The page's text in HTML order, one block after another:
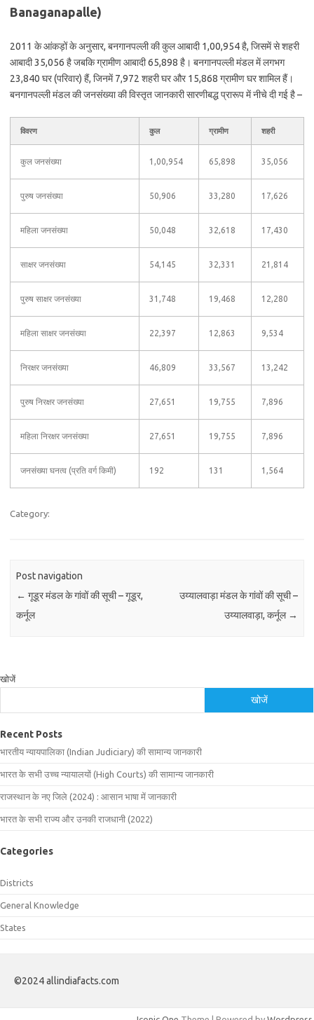
Banaganapalle)
2011 के आंकड़ों के अनुसार, बनगानपल्ली की कुल आबादी 1,00,954 है, जिसमें से शहरी
आबादी 35,056 है जबकि ग्रामीण आबादी 65,898 है। बनगानपल्ली मंडल में लगभग
23,840 घर (परिवार) हैं, जिनमें 7,972 शहरी घर और 15,868 ग्रामीण घर शामिल हैं।
बनगानपल्ली मंडल की जनसंख्या की विस्तृत जानकारी सारणीबद्ध प्रारूप में नीचे दी गई है –
विवरण कुल ग्रामीण शहरी
कुल जनसंख्या 1,00,954 65,898 35,056
पुरुष जनसंख्या 50,906 33,280 17,626
महिला जनसंख्या 50,048 32,618 17,430
साक्षर जनसंख्या 54,145 32,331 21,814
पुरुष साक्षर जनसंख्या 31,748 19,468 12,280
महिला साक्षर जनसंख्या 22,397 12,863 9,534
निरक्षर जनसंख्या 46,809 33,567 13,242
पुरुष निरक्षर जनसंख्या 27,651 19,755 7,896
महिला निरक्षर जनसंख्या 27,651 19,755 7,896
जनसंख्या घनत्व (प्रति वर्ग किमी) 192 131 1,564
Category:
Post navigation
← गूडूर मंडल के गांवों की सूची – गूडूर,
कर्नूल
उय्यालवाड़ा मंडल के गांवों की सूची –
उय्यालवाड़ा, कर्नूल →
खोजें
खोजें
Recent Posts
भारतीय न्यायपालिका (Indian Judiciary) की सामान्य जानकारी
भारत के सभी उच्च न्यायालयों (High Courts) की सामान्य जानकारी
राजस्थान के नए जिले (2024) : आसान भाषा में जानकारी
भारत के सभी राज्य और उनकी राजधानी (2022)
Categories
Districts
General Knowledge
States
©2024 allindiafacts.com